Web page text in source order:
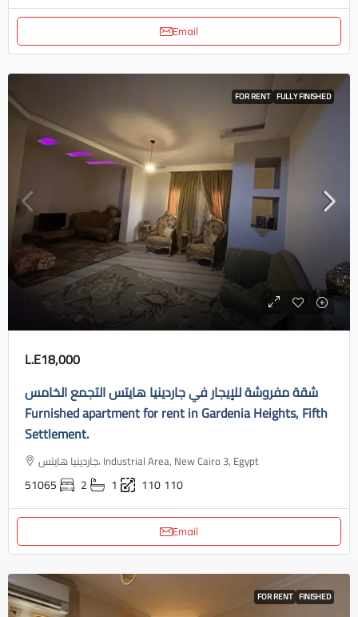
Email
FOR RENT FULLY FINISHED
L.E18,000
شقة مفروشة للإيجار في جاردينيا هايتس التجمع الخامس
Furnished apartment for rent in Gardenia Heights, Fifth
Settlement.
جاردينيا هايتس، Industrial Area, New Cairo 3, Egypt
51065 2 1 110110
Email
FOR RENT FINISHED